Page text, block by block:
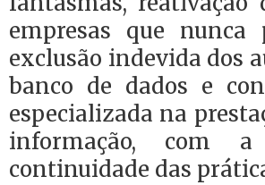
empresas que nunca
exclusão indevida dos
banco de dados e
especializada na
informação, com
continuidade das